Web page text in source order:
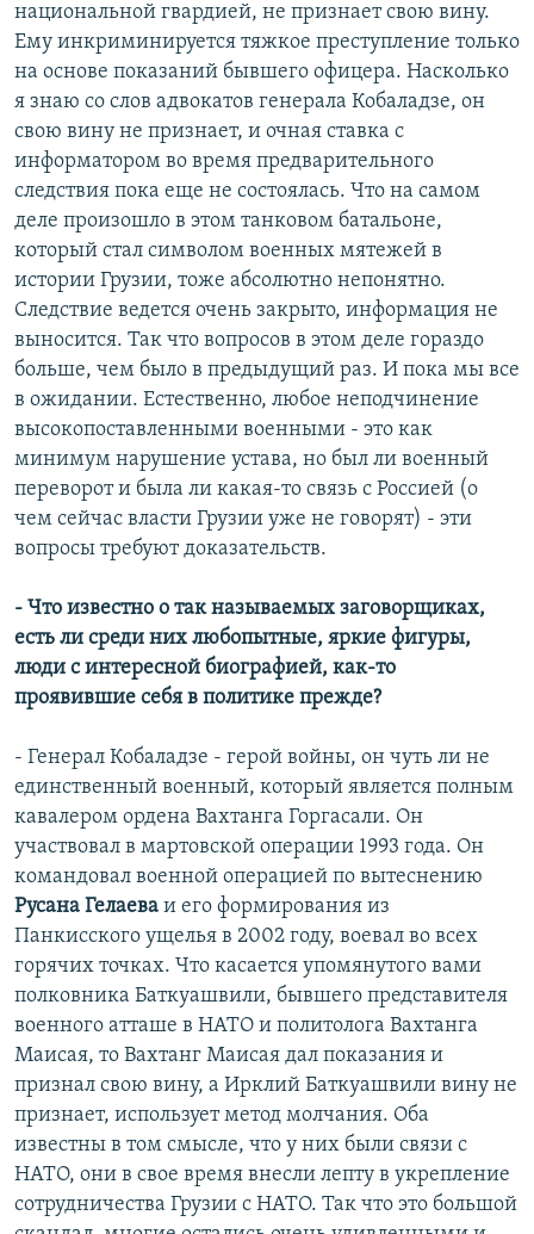
национальной гвардией, не признает свою вину.
Ему инкриминируется тяжкое преступление только
на основе показаний бывшего офицера. Насколько
я знаю со слов адвокатов генерала Кобаладзе, он
свою вину не признает, и очная ставка с
информатором во время предварительного
следствия пока еще не состоялась. Что на самом
деле произошло в этом танковом батальоне,
который стал символом военных мятежей в
истории Грузии, тоже абсолютно непонятно.
Следствие ведется очень закрыто, информация не
выносится. Так что вопросов в этом деле гораздо
больше, чем было в предыдущий раз. И пока мы все
в ожидании. Естественно, любое неподчинение
высокопоставленными военными - это как
минимум нарушение устава, но был ли военный
переворот и была ли какая-то связь с Россией (о
чем сейчас власти Грузии уже не говорят) - эти
вопросы требуют доказательств.
- Что известно о так называемых заговорщиках,
есть ли среди них любопытные, яркие фигуры,
люди с интересной биографией, как-то
проявившие себя в политике прежде?
- Генерал Кобаладзе - герой войны, он чуть ли не
единственный военный, который является полным
кавалером ордена Вахтанга Горгасали. Он
участвовал в мартовской операции 1993 года. Он
командовал военной операцией по вытеснению
Русана Гелаева и его формирования из
Панкисского ущелья в 2002 году, воевал во всех
горячих точках. Что касается упомянутого вами
полковника Баткуашвили, бывшего представителя
военного атташе в НАТО и политолога Вахтанга
Маисая, то Вахтанг Маисая дал показания и
признал свою вину, а Ирклий Баткуашвили вину не
признает, использует метод молчания. Оба
известны в том смысле, что у них были связи с
НАТО, они в свое время внесли лепту в укрепление
сотрудничества Грузии с НАТО. Так что это большой